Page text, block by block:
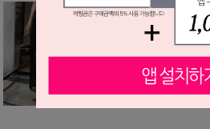
스텔라 비즈 시스
루 롱스커트
(22% 세